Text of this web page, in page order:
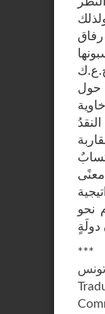
حول
معنًى
نحو
***